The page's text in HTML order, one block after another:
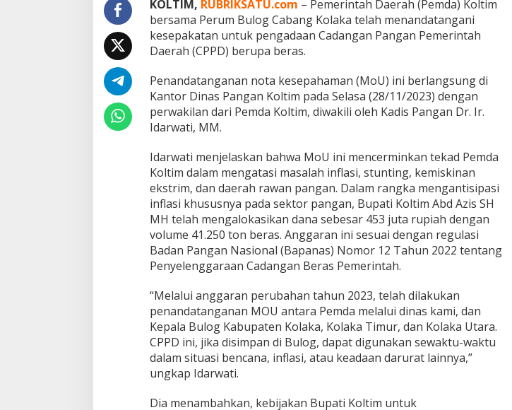
n
g
d
a
n
C
d
a
g
a
n
P
a
n
g
a
n
KOLTIM, RUBRIKSATU.com – Pemerintah Daerah (Pemda) Koltim
bersama Perum Bulog Cabang Kolaka telah menandatangani
kesepakatan untuk pengadaan Cadangan Pangan Pemerintah
Daerah (CPPD) berupa beras.
Penandatanganan nota kesepahaman (MoU) ini berlangsung di
Kantor Dinas Pangan Koltim pada Selasa (28/11/2023) dengan
perwakilan dari Pemda Koltim, diwakili oleh Kadis Pangan Dr. Ir.
Idarwati, MM.
Idarwati menjelaskan bahwa MoU ini mencerminkan tekad Pemda
Koltim dalam mengatasi masalah inflasi, stunting, kemiskinan
ekstrim, dan daerah rawan pangan. Dalam rangka mengantisipasi
inflasi khususnya pada sektor pangan, Bupati Koltim Abd Azis SH
MH telah mengalokasikan dana sebesar 453 juta rupiah dengan
volume 41.250 ton beras. Anggaran ini sesuai dengan regulasi
Badan Pangan Nasional (Bapanas) Nomor 12 Tahun 2022 tentang
Penyelenggaraan Cadangan Beras Pemerintah.
“Melalui anggaran perubahan tahun 2023, telah dilakukan
penandatanganan MOU antara Pemda melalui dinas kami, dan
Kepala Bulog Kabupaten Kolaka, Kolaka Timur, dan Kolaka Utara.
CPPD ini, jika disimpan di Bulog, dapat digunakan sewaktu-waktu
dalam situasi bencana, inflasi, atau keadaan darurat lainnya,”
ungkap Idarwati.
Dia menambahkan, kebijakan Bupati Koltim untuk